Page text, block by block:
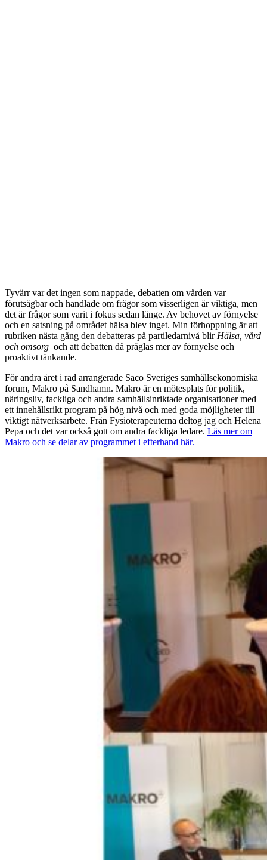
Tyvärr var det ingen som nappade, debatten om vården var
förutsägbar och handlade om frågor som visserligen är viktiga, men
det är frågor som varit i fokus sedan länge. Av behovet av förnyelse
och en satsning på området hälsa blev inget. Min förhoppning är att
rubriken nästa gång den debatteras på partiledarnivå blir Hälsa, vård
och omsorg och att debatten då präglas mer av förnyelse och
proaktivt tänkande.
För andra året i rad arrangerade Saco Sveriges samhällsekonomiska
forum, Makro på Sandhamn. Makro är en mötesplats för politik,
näringsliv, fackliga och andra samhällsinriktade organisationer med
ett innehållsrikt program på hög nivå och med goda möjligheter till
viktigt nätverksarbete. Från Fysioterapeuterna deltog jag och Helena
Pepa och det var också gott om andra fackliga ledare. Läs mer om
Makro och se delar av programmet i efterhand här.